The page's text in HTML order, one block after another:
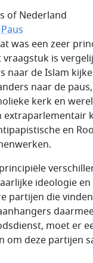
of Nederland
was een zeer
vraagstuk is
naar de Islam
naar de
kerk en
extraparlementair
en
ideologie
partijen die
moet er
om deze partijen